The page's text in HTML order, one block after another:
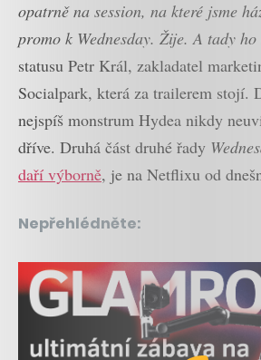
opatrně na session, na které jsme
promo k Wednesday. Žije. A tady ho
statusu Petr Král, zakladatel
Socialpark, která za trailerem stojí.
nejspíš monstrum Hydea nikdy
dříve. Druhá část druhé řady
daří výborně, je na Netflixu od
Nepřehlédněte: